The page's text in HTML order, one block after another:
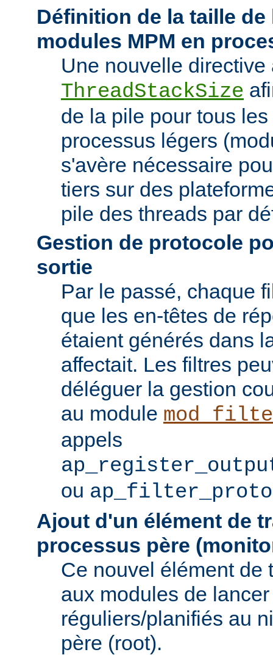
Définition de la taille
modules MPM en
Une nouvelle directive
ThreadStackSize
de la pile pour tous
processus légers
s'avère nécessaire
tiers sur des
pile des threads par
Gestion de protocole
sortie
Par le passé, chaque
que les en-têtes de
étaient générés dans
affectait. Les filtres
déléguer la gestion
au module
appels
ou
Ajout d'un élément de
processus père
Ce nouvel élément de
aux modules de
réguliers/planifiés au
père (root).